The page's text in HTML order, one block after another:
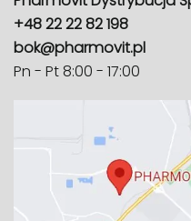
+48 22 22 82 198
bok@pharmovit.pl
Pn - Pt 8:00 - 17:00